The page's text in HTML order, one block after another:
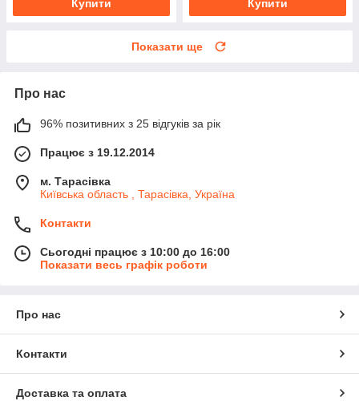
Купити Купити
Показати ще
Про нас
96% позитивних з 25 відгуків за рік
Працює з 19.12.2014
м. Тарасівка
Київська область , Тарасівка, Україна
Контакти
Сьогодні працює з 10:00 до 16:00
Показати весь графік роботи
Про нас
Контакти
Доставка та оплата